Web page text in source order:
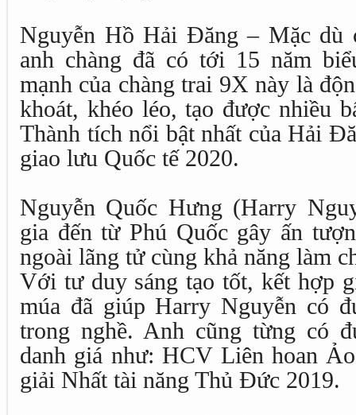
Nguyễn Hồ Hải Đăng – Mặc dù
anh chàng đã có tới 15 năm
mạnh của chàng trai 9X này là
khoát, khéo léo, tạo được nhiều
Thành tích nổi bật nhất của Hải
giao lưu Quốc tế 2020.
Nguyễn Quốc Hưng (Harry
gia đến từ Phú Quốc gây ấn
ngoài lãng tử cùng khả năng làm
Với tư duy sáng tạo tốt, kết hợp
múa đã giúp Harry Nguyễn có
trong nghề. Anh cũng từng có
danh giá như: HCV Liên hoan
giải Nhất tài năng Thủ Đức 2019.